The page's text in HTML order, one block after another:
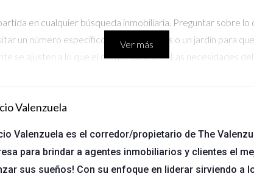
en cualquier búsqueda inmobiliaria. Preguntar sobre lo
un número específico de habitaciones o un jardín para
se ajusten a lo que el cliente desea. > "Las necesidades
en la elección de una propiedad. Un profesional soltero
hijos podría enfocarse en la calidad escolar y áreas
de vista estructural, sino también emocionalmente
Ver más
Valenzuela
Valenzuela es el corredor/propietario de The
para brindar a agentes inmobiliarios y clientes el
sus sueños! Con su enfoque en liderar sirviendo a